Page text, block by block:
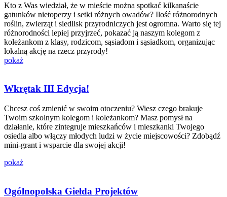
Kto z Was wiedział, że w mieście można spotkać kilkanaście
gatunków nietoperzy i setki różnych owadów? Ilość różnorodnych
roślin, zwierząt i siedlisk przyrodniczych jest ogromna. Warto się tej
różnorodności lepiej przyjrzeć, pokazać ją naszym kolegom z
koleżankom z klasy, rodzicom, sąsiadom i sąsiadkom, organizując
lokalną akcję na rzecz przyrody!
pokaż
Wkrętak III Edycja!
Chcesz coś zmienić w swoim otoczeniu? Wiesz czego brakuje
Twoim szkolnym kolegom i koleżankom? Masz pomysł na
działanie, które zintegruje mieszkańców i mieszkanki Twojego
osiedla albo włączy młodych ludzi w życie miejscowości? Zdobądź
mini-grant i wsparcie dla swojej akcji!
pokaż
Ogólnopolska Giełda Projektów